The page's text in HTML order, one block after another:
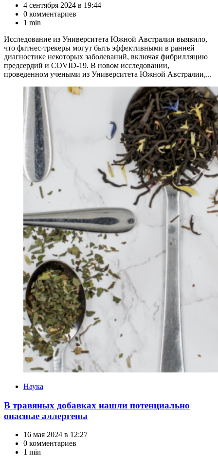
4 сентября 2024 в 19:44
0 комментариев
1 min
Исследование из Университета Южной Австралии выявило,
что фитнес-трекеры могут быть эффективными в ранней
диагностике некоторых заболеваний, включая фибрилляцию
предсердий и COVID-19. В новом исследовании,
проведенном учеными из Университета Южной Австралии,...
Категории
Наука
В травяных добавках нашли потенциально
опасные аллергены
16 мая 2024 в 12:27
0 комментариев
1 min